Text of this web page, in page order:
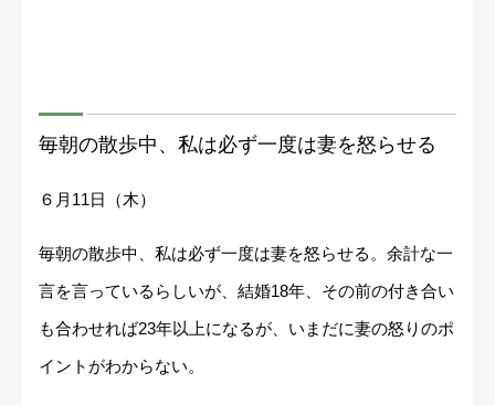
毎朝の散歩中、私は必ず一度は妻を怒らせる
６月11日（木）
毎朝の散歩中、私は必ず一度は妻を怒らせる。余計な一
言を言っているらしいが、結婚18年、その前の付き合い
も合わせれば23年以上になるが、いまだに妻の怒りのポ
イントがわからない。